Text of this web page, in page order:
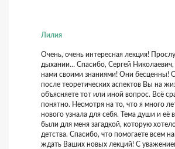
Лилия
Очень, очень интересная лекция!
дыхании… Спасибо, Сергей Николаевич,
нами своими знаниями! Они бесценны!
после теоретических аспектов Вы на
объясняете тот или иной вопрос. Всё
понятно. Несмотря на то, что я много
нового узнала для себя. Тема души и её
были для меня загадкой, которую
детства. Спасибо, что помогаете всем
ждать Ваших новых лекций! С